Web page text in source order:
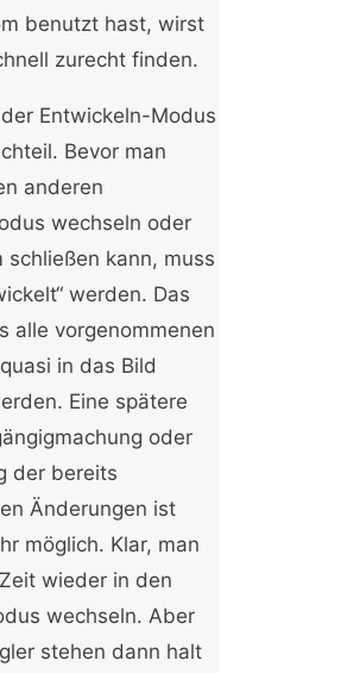
benutzt hast, wirst
zurecht finden.
Entwickeln-Modus
Bevor man
anderen
wechseln oder
schließen kann, muss
werden. Das
alle vorgenommenen
in das Bild
Eine spätere
oder
der bereits
Änderungen ist
möglich. Klar, man
wieder in den
wechseln. Aber
stehen dann halt